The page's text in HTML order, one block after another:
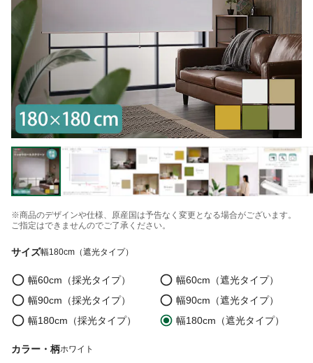
※商品のデザインや仕様、原産国は予告なく変更となる場合がございます。
ご指定はできませんのでご了承ください。
サイズ幅180cm（遮光タイプ）
幅60cm（採光タイプ）
幅60cm（遮光タイプ）
幅90cm（採光タイプ）
幅90cm（遮光タイプ）
幅180cm（採光タイプ）
幅180cm（遮光タイプ）
カラー・柄ホワイト